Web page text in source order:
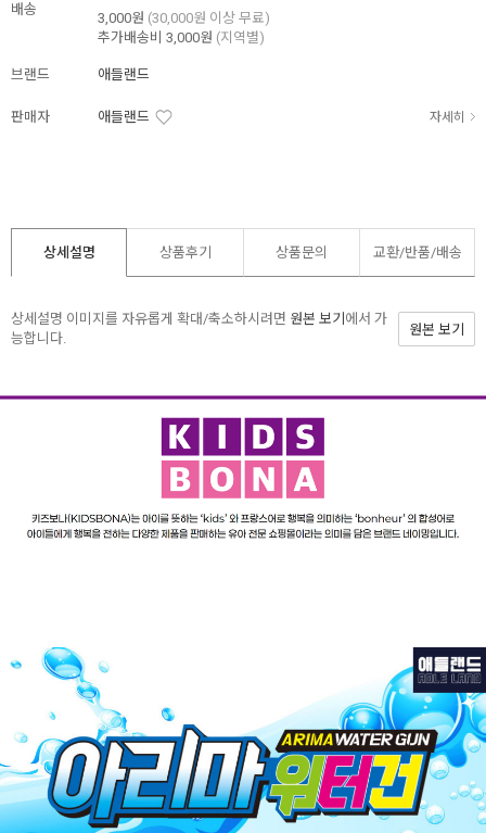
배송
3,000원 (30,000원 이상 무료)
추가배송비 3,000원 (지역별)
브랜드 애들랜드
판매자 애들랜드 자세히
상세설명 상품후기 상품문의 교환/반품/배송
상세설명 이미지를 자유롭게 확대/축소하시려면 원본 보기 에서 가
능합니다.
원본 보기